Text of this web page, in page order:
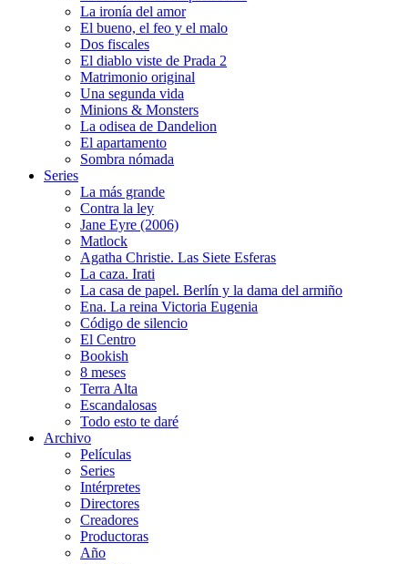
La ironía del amor
El bueno, el feo y el malo
Dos fiscales
El diablo viste de Prada 2
Matrimonio original
Una segunda vida
Minions & Monsters
La odisea de Dandelion
El apartamento
Sombra nómada
Series
La más grande
Contra la ley
Jane Eyre (2006)
Matlock
Agatha Christie. Las Siete Esferas
La caza. Irati
La casa de papel. Berlín y la dama del armiño
Ena. La reina Victoria Eugenia
Código de silencio
El Centro
Bookish
8 meses
Terra Alta
Escandalosas
Todo esto te daré
Archivo
Películas
Series
Intérpretes
Directores
Creadores
Productoras
Año